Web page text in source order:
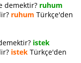
demektir? ruhum
ruhum Türkçe'den
istek
istek Türkçe'den